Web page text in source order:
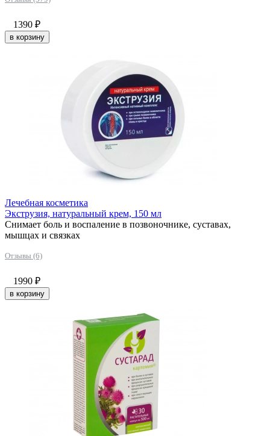
1390 ₽
в корзину
Лечебная косметика
Экструзия, натуральный крем, 150 мл
Снимает боль и воспаление в позвоночнике, суставах,
мышцах и связках
Отзывы (6)
1990 ₽
в корзину